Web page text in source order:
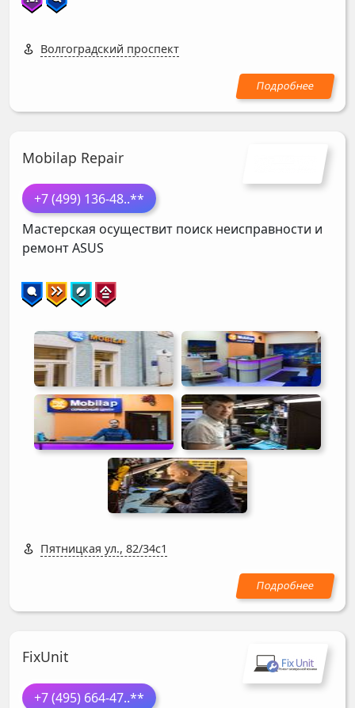
Волгоградский проспект
Mobilap Repair
+7 (499) 136-48..**
Мастерская осуществит поиск неисправности и
ремонтASUS
Пятницкая ул., 82/34с1
FixUnit
+7 (495) 664-47..**